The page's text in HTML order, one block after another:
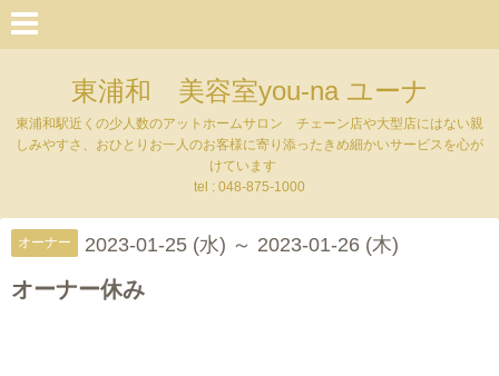
東浦和 美容室you-na ユーナ
東浦和駅近くの少人数のアットホームサロン チェーン店や大型店にはない親
しみやすさ、おひとりお一人のお客様に寄り添ったきめ細かいサービスを心が
けています
tel : 048-875-1000
オーナー 2023-01-25 (水) ～ 2023-01-26 (木)
オーナー休み